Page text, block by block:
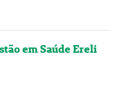
em Saúde Ereli